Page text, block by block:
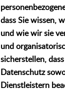
dass Sie wissen,
und wie wir sie
und
sicherstellen,
Datenschutz
Dienstleistern